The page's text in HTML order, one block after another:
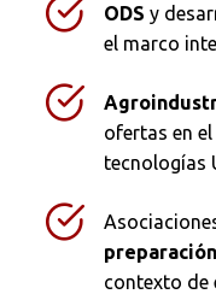
ODS y
el marco
ofertas en
tecnologías
contexto de